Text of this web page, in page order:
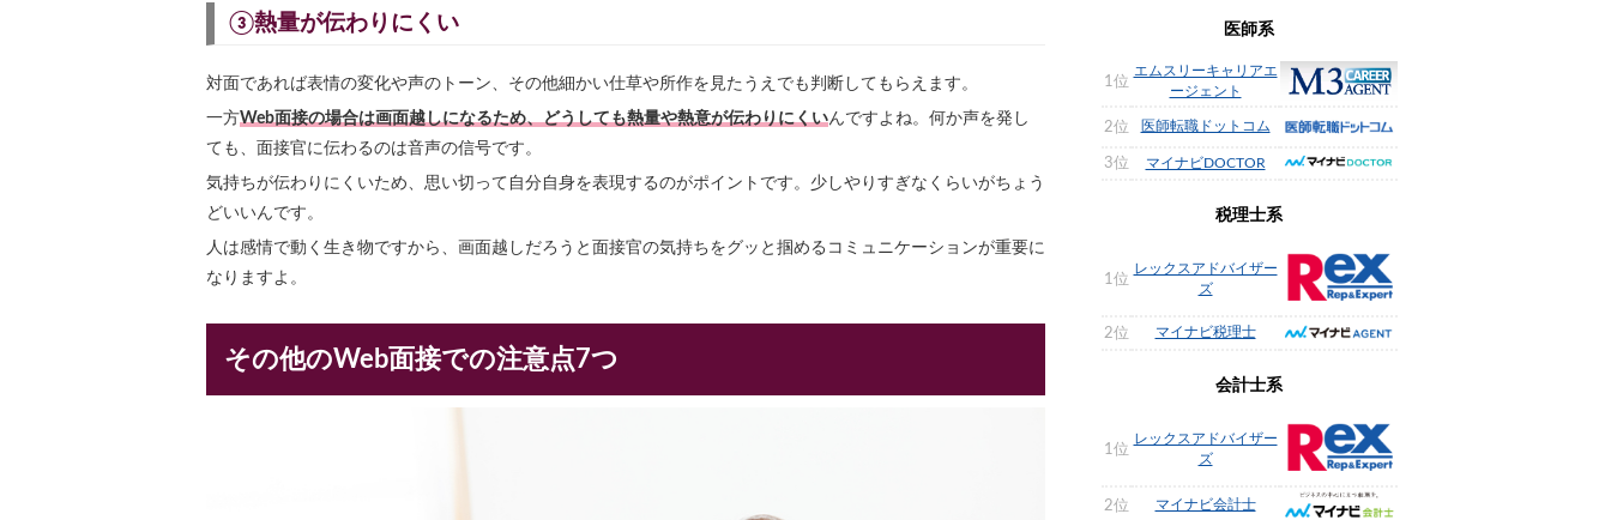
③熱量が伝わりにくい
対面であれば表情の変化や声のトーン、その他細かい仕草や所作を見たうえでも判断してもらえます。
一方Web面接の場合は画面越しになるため、どうしても熱量や熱意が伝わりにくいんですよね。何か声を発し
ても、面接官に伝わるのは音声の信号です。
気持ちが伝わりにくいため、思い切って自分自身を表現するのがポイントです。少しやりすぎなくらいがちょう
どいいんです。
人は感情で動く生き物ですから、画面越しだろうと面接官の気持ちをグッと掴めるコミュニケーションが重要に
なりますよ。
その他のWeb面接での注意点7つ
医師系
1位
エムスリーキャリアエ
ージェント
2位 医師転職ドットコム
3位 マイナビDOCTOR
税理士系
1位
レックスアドバイザー
ズ
2位 マイナビ税理士
会計士系
1位
レックスアドバイザー
ズ
2位 マイナビ会計士